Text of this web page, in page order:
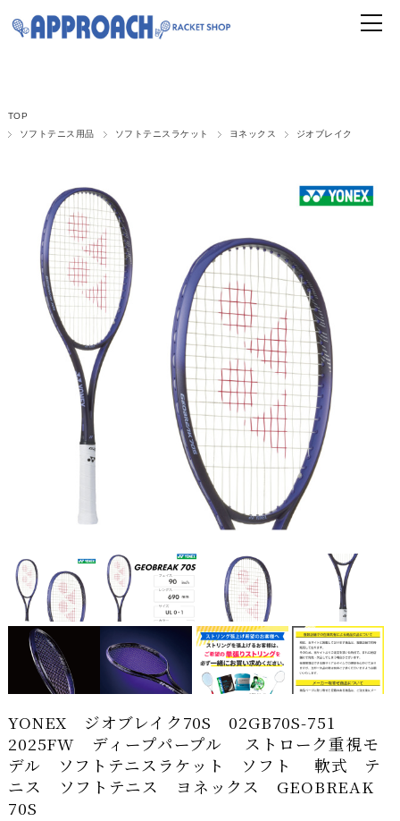
TOP
ソフトテニス用品
ソフトテニスラケット ヨネックス ジオブレイク
YONEX ジオブレイク70S 02GB70S-751
2025FW ディープパープル ストローク重視モ
デル ソフトテニスラケット ソフト 軟式 テ
ニス ソフトテニス ヨネックス GEOBREAK
70S